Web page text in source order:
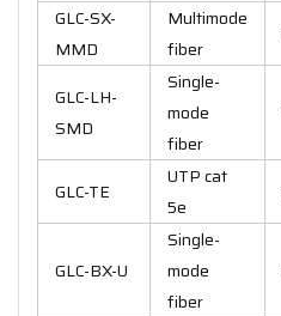
GLC-SX-
MMD
Multimode
fiber
GLC-LH-
SMD
Single-
mode
fiber
GLC-TE
UTP cat
5e
GLC-BX-U
Single-
mode
fiber